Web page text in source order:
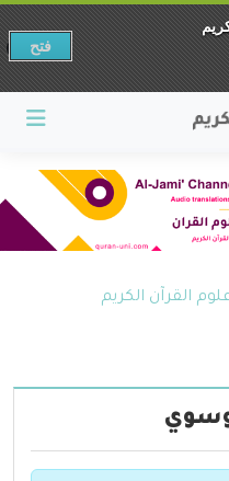
القرآن الكريم
فتح